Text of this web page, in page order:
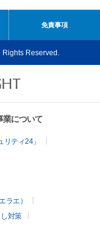
免責事項
Reserved.
業について
ティ24」
ラエ）
対策